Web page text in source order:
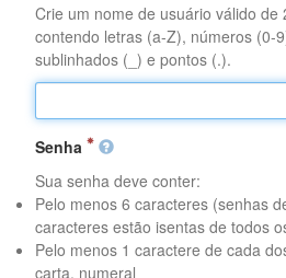
Crie um nome de usuário válido de
contendo letras (a-Z), números (0-
sublinhados (_) e pontos (.).
Senha
Sua senha deve conter:
Pelo menos 6 caracteres (senhas
caracteres estão isentas de todos
Pelo menos 1 caractere de cada
carta, numeral